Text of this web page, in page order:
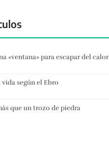
«ventana» para escapar del calor
vida según el Ebro
que un trozo de piedra